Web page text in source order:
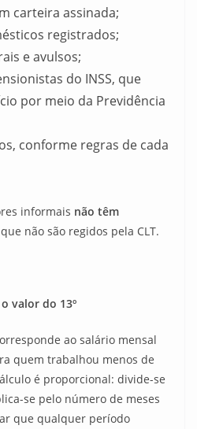
carteira assinada;
registrados;
e avulsos;
do INSS, que
por meio da Previdência
conforme regras de cada
informais não têm
não são regidos pela CLT.
valor do 13º
ao salário mensal
quem trabalhou menos de
é proporcional: divide-se
se pelo número de meses
que qualquer período